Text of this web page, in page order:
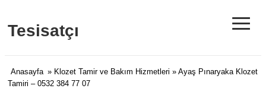
Tesisatçı ≡
Anasayfa » Klozet Tamir ve Bakım Hizmetleri » Ayaş Pınaryaka Klozet
Tamiri – 0532 384 77 07